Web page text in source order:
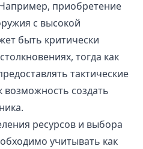
приобретение
с высокой
быть критически
тогда как
тактические
возможность создать
ресурсов и выбора
учитывать как